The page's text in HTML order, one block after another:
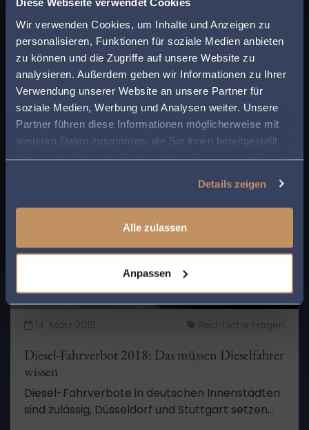
Wir verwenden Cookies, um Inhalte und Anzeigen zu
personalisieren, Funktionen für soziale Medien anbieten
zu können und die Zugriffe auf unsere Website zu
analysieren. Außerdem geben wir Informationen zu Ihrer
Verwendung unserer Website an unsere Partner für
soziale Medien, Werbung und Analysen weiter. Unsere
Partner führen diese Informationen möglicherweise mit
weiteren Daten zusammen, die Sie ihnen bereitgestellt
haben oder die sie im Rahmen Ihrer Nutzung der Dienste
Details zeigen
Alle zulassen
Anpassen
Beleuchtung im Winter 2022 – dunkle
Weihnachten?
Der Winter 2022 bringt neue Vorschriften und
enorme Energiepreise mit sich. Müssen wir
Weihnachten also ohne Beleuchtung
verbringen?
MEHR LESEN
14. März 2018 Rechtliche Fragen
Diesel-Fahrverbot 2018: Das müssen Dieselfahrer
wissen
Diesel-Fahrverbote in deutschen Innenstädten
sind zulässig, Düsseldorf und Stuttgart setzen
passenden Anwalt in
Ihrer Nähe!
Geben Sie Ihre Postleitzahl ein, um beim Lesen
eines Beitrags sofort einen kompetenten
Anwalt in Ihrer Region angezeigt zu bekommen.
So sparen Sie Zeit und Mühe bei der Suche
nach rechtlicher Unterstützung.